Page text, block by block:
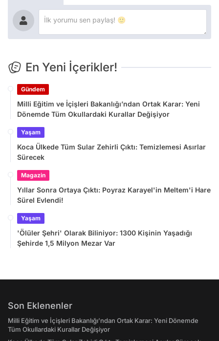
En Yeni İçerikler!
Gündem
Milli Eğitim ve İçişleri Bakanlığı’ndan Ortak Karar: Yeni
Dönemde Tüm Okullardaki Kurallar Değişiyor
Yaşam
Koca Ülkede Tüm Sular Zehirli Çıktı: Temizlemesi Asırlar
Sürecek
Magazin
Yıllar Sonra Ortaya Çıktı: Poyraz Karayel'in Meltem'i Hare
Sürel Evlendi!
Yaşam
'Ölüler Şehri' Olarak Biliniyor: 1300 Kişinin Yaşadığı
Şehirde 1,5 Milyon Mezar Var
Son Eklenenler
Milli Eğitim ve İçişleri Bakanlığı’ndan Ortak Karar: Yeni Dönemde
Tüm Okullardaki Kurallar Değişiyor